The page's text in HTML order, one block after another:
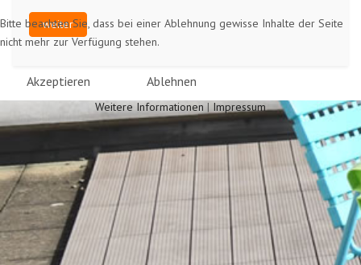
weiter
Bitte beachten Sie, dass bei einer Ablehnung gewisse Inhalte der Seite
nicht mehr zur Verfügung stehen.
Akzeptieren Ablehnen
Weitere Informationen | Impressum